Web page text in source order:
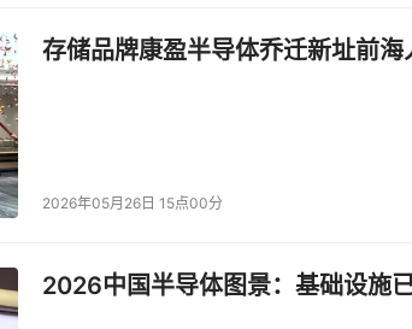
存储品牌康盈半导体乔迁新址前海
2026年05月26日 15点00分
2026中国半导体图景：基础设施